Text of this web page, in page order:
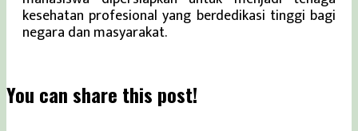
kesehatan profesional yang berdedikasi tinggi bagi
negara dan masyarakat.
You can share this post!